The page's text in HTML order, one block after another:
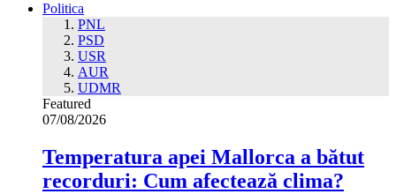
Politica
PNL
PSD
USR
AUR
UDMR
Featured
07/08/2026
Temperatura apei Mallorca a bătut
recorduri: Cum afectează clima?